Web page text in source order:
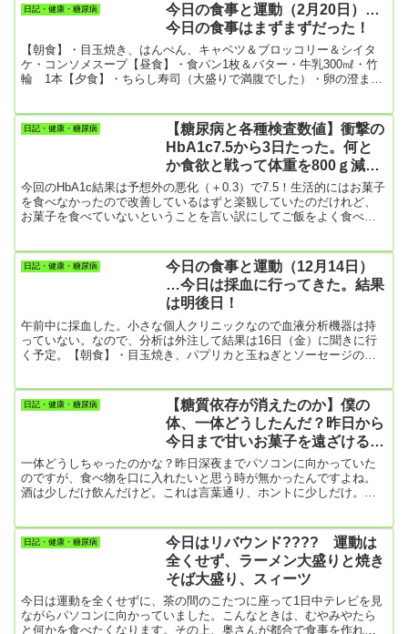
日記・健康・糖尿病
今日の食事と運動（2月20日）…
今日の食事はまずまずだった！
【朝食】・目玉焼き、はんぺん、キャベツ＆ブロッコリー＆シイタ
ケ・コンソメスープ【昼食】・食パン1枚＆バター・牛乳300㎖・竹
輪 1本【夕食】・ちらし寿司（大盛りで満腹でした）・卵の澄まし
シな程度！右膝はホントにひどい。まあ半月板損傷で若い時に半月
板を摘出しているので仕様がないんだけど。明日は1カ月ぶりの整形
外科の診察日。どんな治療をしてもらえるのかな。
日記・健康・糖尿病
【糖尿病と各種検査数値】衝撃の
HbA1c7.5から3日たった。何と
か食欲と戦って体重を800ｇ減ら
した！
今回のHbA1c結果は予想外の悪化（＋0.3）で7.5！生活的にはお菓子
を食べなかったので改善しているはずと楽観していたのだけれど、
お菓子を食べていないということを言い訳にしてご飯をよく食べて
ジがあるってことがわかった。前回書いたように、バナナや柿をメ
チャ食べた。焼き芋は自分の作った安納芋や紅はるかでねっとり系
😄収穫してから妻が料理に使うだけで僕は糖尿病に悪いので食べず
日記・健康・糖尿病
今日の食事と運動（12月14日）
…今日は採血に行ってきた。結果
は明後日！
午前中に採血した。小さな個人クリニックなので血液分析機器は持
っていない。なので、分析は外注して結果は16日（金）に聞きに行
く予定。【朝食】・目玉焼き、パプリカと玉ねぎとソーセージの炒
200㎖【昼食】・リンゴ（半分）【夕食】・うどん（2玉、油揚げ、
かき揚げ、タマゴ2個）・ヨーグルト、柿ジャムついにうどんの大盛
りを食べてしまったな。妻曰く「たまにはいいんじゃないの」【今
日記・健康・糖尿病
【糖質依存が消えたのか】僕の
体、一体どうしたんだ？昨日から
今日まで甘いお菓子を遠ざけるこ
とができた
一体どうしちゃったのかな？昨日深夜までパソコンに向かっていた
のですが、食べ物を口に入れたいと思う時が無かったんですよね。
酒は少しだけ飲んだけど。これは言葉通り、ホントに少しだけ。僕
んでもパソコンで調べてる。知り合いの高校生が数学を教えてほし
いと言うので、今ちょっと見てるんだけどとっても大変。大学は理
科系だったので数Ⅲや物理も当然やってたのに、今見るとこんな難
日記・健康・糖尿病
今日はリバウンド???? 運動は
全くせず、ラーメン大盛りと焼き
そば大盛り、スィーツ
今日は運動を全くせずに、茶の間のこたつに座って1日中テレビを見
ながらパソコンに向かっていました。こんなときは、むやみやたら
と何かを食べたくなります。その上、奥さんが都合で食事を作れな